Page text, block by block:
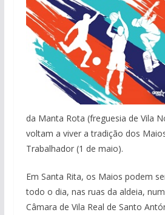
da Manta Rota (freguesia de Vila
voltam a viver a tradição dos
Trabalhador (1 de maio).
Em Santa Rita, os Maios podem
todo o dia, nas ruas da aldeia,
Câmara de Vila Real de Santo